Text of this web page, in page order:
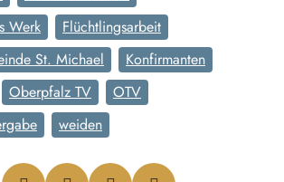
Werk
Flüchtlingsarbeit
St. Michael
Konfirmanten
Oberpfalz TV
OTV
weiden